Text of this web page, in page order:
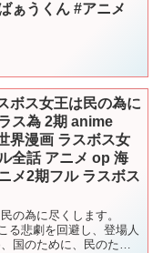
ぁうくん #アニメ
ボス女王は民の為に
ス為 2期 anime
界漫画 ラスボス女
全話 アニメ op 海
メ2期フル ラスボス
の為に尽くします。
る悲劇を回避し、登場人
国のために、民のため